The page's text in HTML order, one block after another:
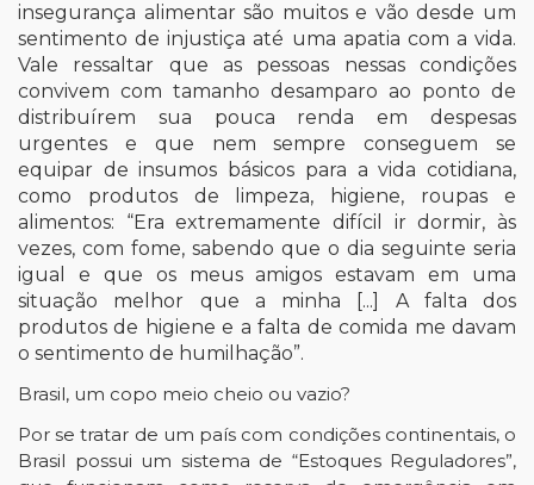
insegurança alimentar são muitos e vão desde um
sentimento de injustiça até uma apatia com a vida.
Vale ressaltar que as pessoas nessas condições
convivem com tamanho desamparo ao ponto de
distribuírem sua pouca renda em despesas
urgentes e que nem sempre conseguem se
equipar de insumos básicos para a vida cotidiana,
como produtos de limpeza, higiene, roupas e
alimentos: “Era extremamente difícil ir dormir, às
vezes, com fome, sabendo que o dia seguinte seria
igual e que os meus amigos estavam em uma
situação melhor que a minha [...] A falta dos
produtos de higiene e a falta de comida me davam
o sentimento de humilhação”.
Brasil, um copo meio cheio ou vazio?
Por se tratar de um país com condições continentais, o
Brasil possui um sistema de “Estoques Reguladores”,